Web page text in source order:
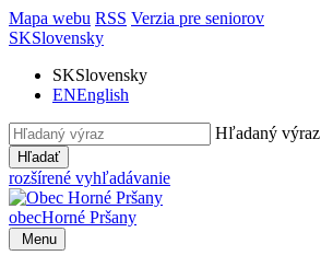
Mapa webu RSS Verzia pre seniorov
SKSlovensky
SKSlovensky
ENEnglish
Hľadaný výraz
Hľadať
rozšírené vyhľadávanie
obecHorné Pršany
Menu